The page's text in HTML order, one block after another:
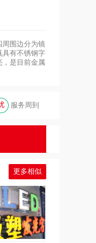
周围边分为镜
具有不锈钢字
，是目前金属
服务周到
更多相似